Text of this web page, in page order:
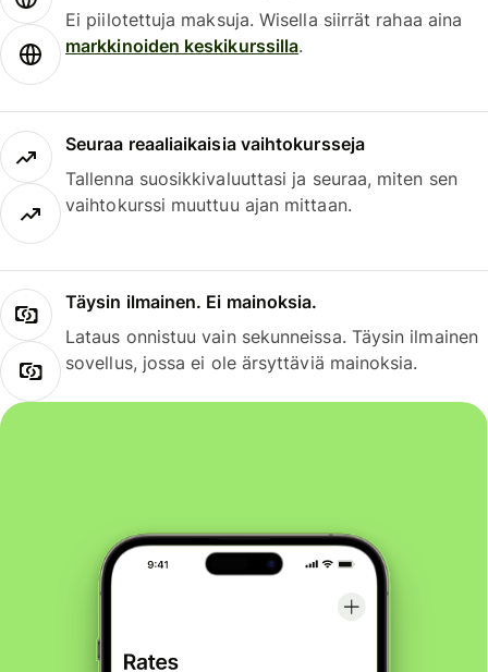
Ei piilotettuja maksuja. Wisella siirrät rahaa aina
markkinoiden keskikurssilla.
Seuraa reaaliaikaisia vaihtokursseja
Tallenna suosikkivaluuttasi ja seuraa, miten sen
vaihtokurssi muuttuu ajan mittaan.
Täysin ilmainen. Ei mainoksia.
Lataus onnistuu vain sekunneissa. Täysin ilmainen
sovellus, jossa ei ole ärsyttäviä mainoksia.